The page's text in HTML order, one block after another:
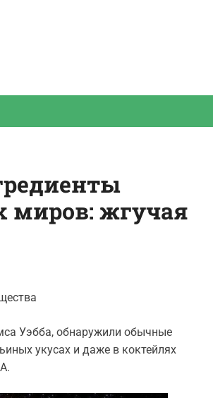
миров: жгучая
Уэбба, обнаружили обычные
укусах и даже в коктейлях